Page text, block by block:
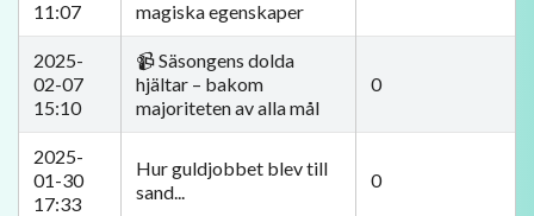
11:07
magiska egenskaper
2025-
02-07
15:10
📹 Säsongens dolda
hjältar – bakom
majoriteten av alla mål
0
2025-
01-30
17:33
Hur guldjobbet blev till
sand...
0